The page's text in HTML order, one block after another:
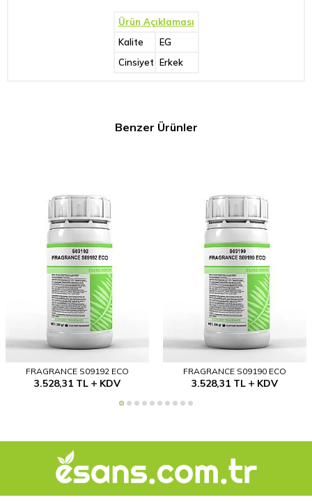
Ürün Açıklaması
Kalite
EG
Cinsiyet Erkek
Benzer Ürünler
FRAGRANCE S09192 ECO
3.528,31TL KDV
FRAGRANCE S09190 ECO
3.528,31 TL KDV